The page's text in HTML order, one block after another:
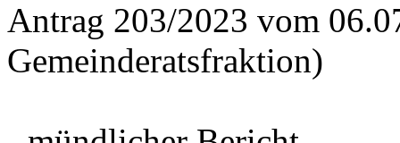
Antrag 203/2023 vom
Gemeinderatsfraktion)